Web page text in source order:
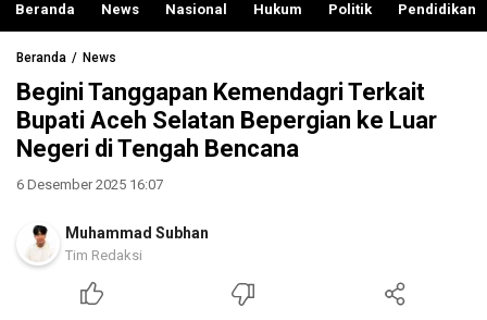
Beranda News Nasional Hukum Politik Pendidikan
Beranda News
Begini Tanggapan Kemendagri Terkait
Bupati Aceh Selatan Bepergian ke Luar
Negeri di Tengah Bencana
6 Desember 2025 16:07
Muhammad Subhan
Tim Redaksi